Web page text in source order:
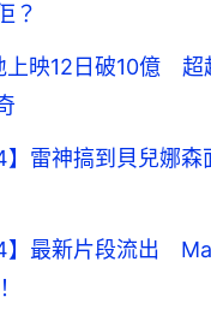
？
上映12日破10億
4】雷神搞到貝兒娜
4】最新片段流出